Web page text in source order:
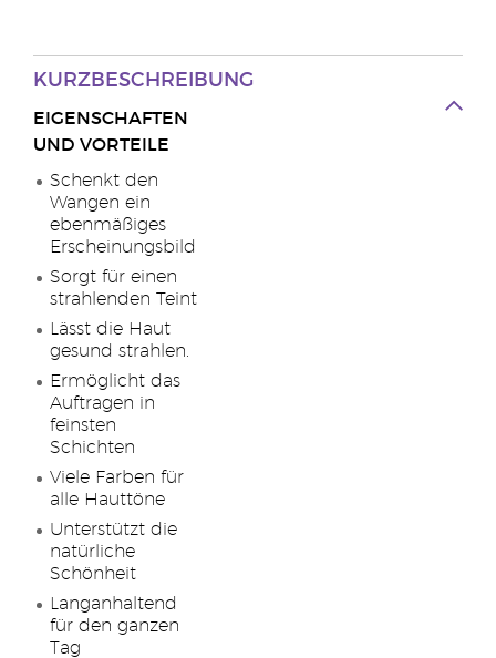
KURZBESCHREIBUNG
EIGENSCHAFTEN
UND VORTEILE
Schenkt den
Wangen ein
ebenmäßiges
Erscheinungsbild
Sorgt für einen
strahlenden Teint
Lässt die Haut
gesund strahlen.
Ermöglicht das
Auftragen in
feinsten
Schichten
Viele Farben für
alle Hauttöne
Unterstützt die
natürliche
Schönheit
Langanhaltend
für den ganzen
Tag